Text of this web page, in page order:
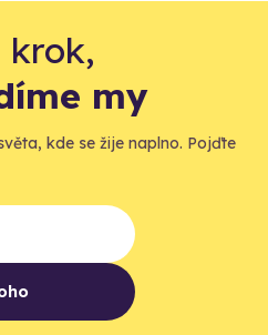
krok,
my
kde se žije naplno. Pojďte